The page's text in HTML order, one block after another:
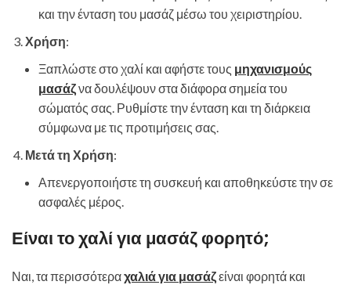
και την ένταση του μασάζ μέσω του χειριστηρίου.
Χρήση:
Ξαπλώστε στο χαλί και αφήστε τους μηχανισμούς
μασάζνα δουλέψουν στα διάφορα σημεία του
σώματός σας. Ρυθμίστε την ένταση και τη διάρκεια
σύμφωνα με τις προτιμήσεις σας.
Μετά τη Χρήση:
Απενεργοποιήστε τη συσκευή και αποθηκεύστε την σε
ασφαλές μέρος.
Είναι το χαλί για μασάζ φορητό;
Ναι, τα περισσότεραχαλιά για μασάζείναι φορητά και